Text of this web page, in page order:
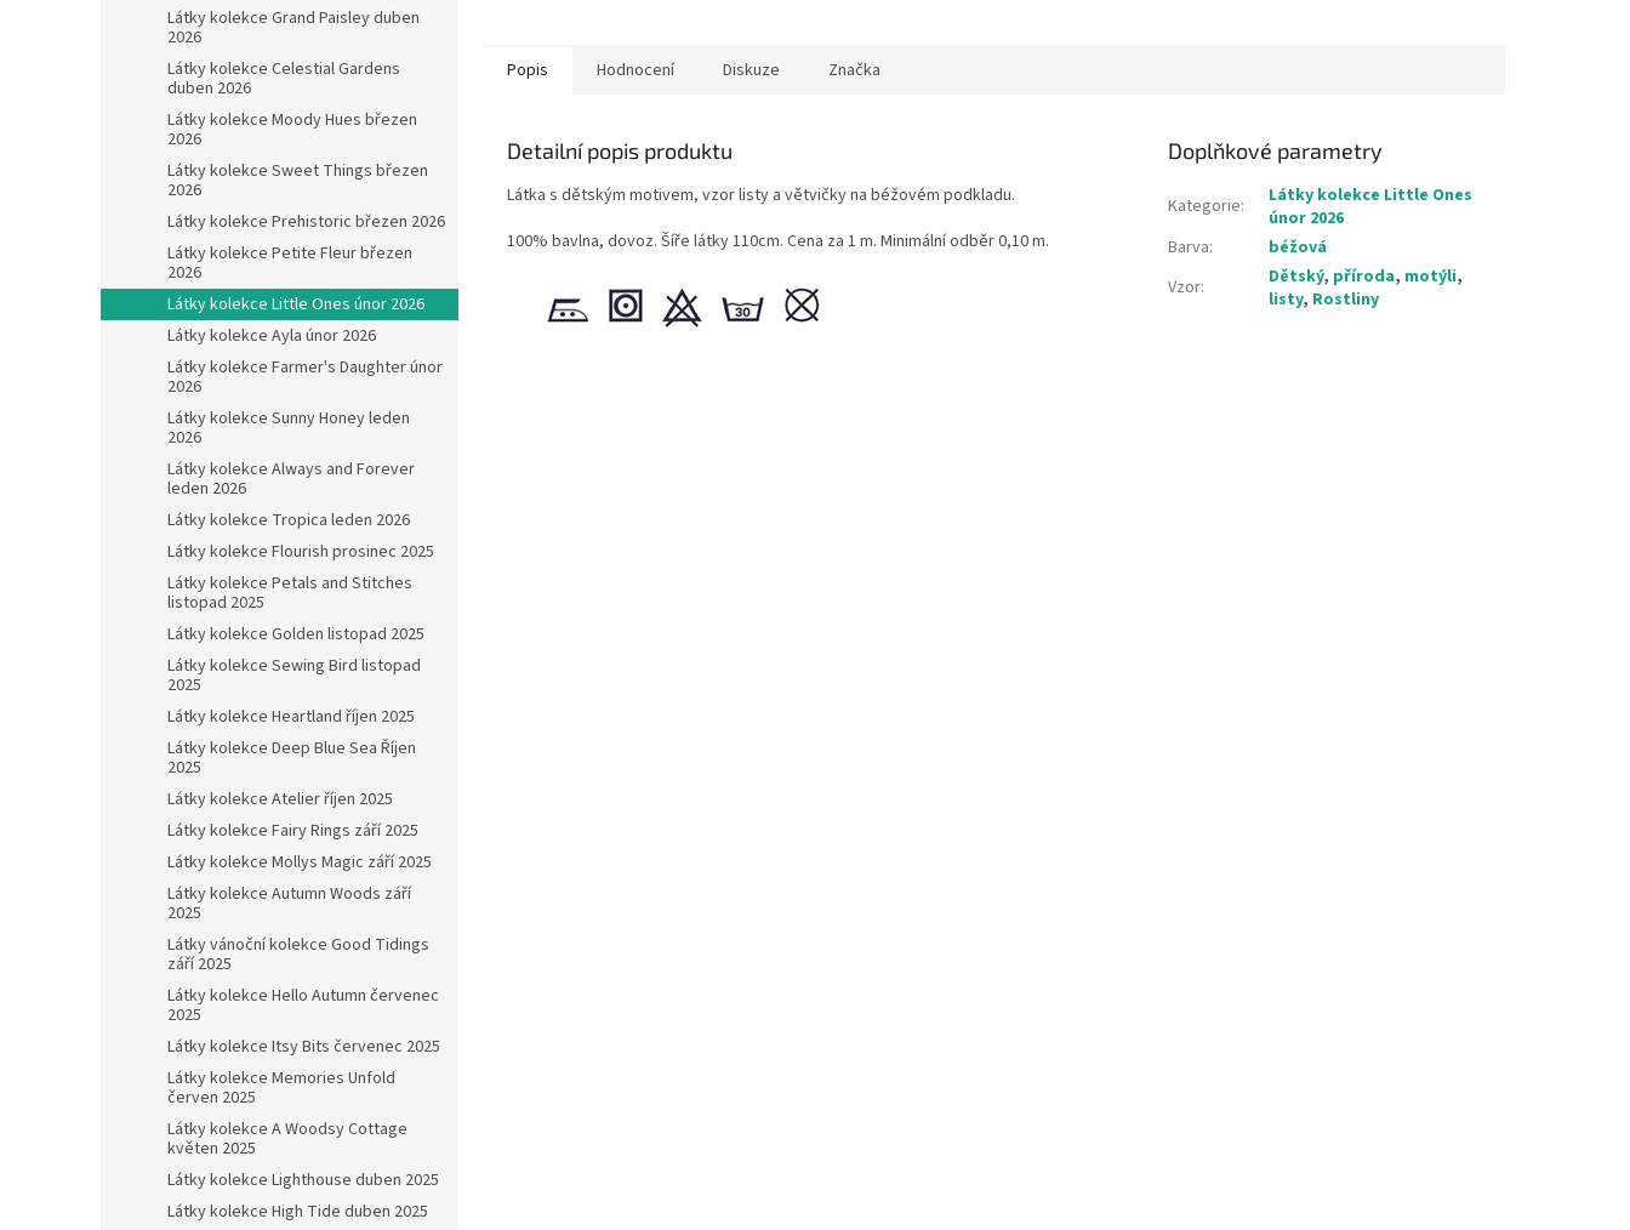
Látky kolekce Grand Paisley duben
2026
Látky kolekce Celestial Gardens
duben 2026
Látky kolekce Moody Hues březen
2026
Látky kolekce Sweet Things březen
2026
Látky kolekce Prehistoric březen 2026
Látky kolekce Petite Fleur březen
2026
Látky kolekce Little Ones únor 2026
Látky kolekce Ayla únor 2026
Látky kolekce Farmer's Daughter únor
2026
Látky kolekce Sunny Honey leden
2026
Látky kolekce Always and Forever
leden 2026
Látky kolekce Tropica leden 2026
Látky kolekce Flourish prosinec 2025
Látky kolekce Petals and Stitches
listopad 2025
Látky kolekce Golden listopad 2025
Látky kolekce Sewing Bird listopad
2025
Látky kolekce Heartland říjen 2025
Látky kolekce Deep Blue Sea Říjen
2025
Látky kolekce Atelier říjen 2025
Látky kolekce Fairy Rings září 2025
Látky kolekce Mollys Magic září 2025
Látky kolekce Autumn Woods září
2025
Látky vánoční kolekce Good Tidings
září 2025
Látky kolekce Hello Autumn červenec
2025
Látky kolekce Itsy Bits červenec 2025
Látky kolekce Memories Unfold
červen 2025
Látky kolekce A Woodsy Cottage
květen 2025
Látky kolekce Lighthouse duben 2025
Látky kolekce High Tide duben 2025
Popis Hodnocení Diskuze Značka
Detailní popis produktu
Látka s dětským motivem, vzor listy a větvičky na béžovém podkladu.
100% bavlna, dovoz. Šíře látky 110cm. Cena za 1 m. Minimální odběr 0,10 m.
Doplňkové parametry
Kategorie:
Látky kolekce Little Ones
únor 2026
Barva:
béžová
Vzor: Dětský, příroda, motýli,
listy, Rostliny